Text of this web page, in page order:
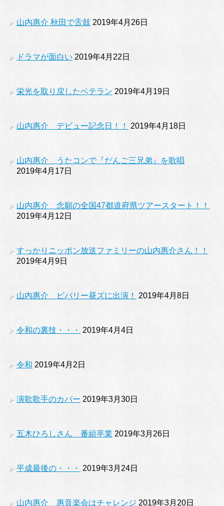
山内惠介 秋田で舌鼓 2019年4月26日
ドラマが面白い 2019年4月22日
栄光を取り戻したベテラン 2019年4月19日
山内惠介 デビュー記念日！！ 2019年4月18日
山内惠介 うたコンで『だんご三兄弟』を歌唱
2019年4月17日
山内惠介 念願の全国47都道府県ツアースタート！！
2019年4月12日
すっかりニッポン放送ファミリーの山内惠介さん！！
2019年4月9日
山内惠介 ビバリー昼ズに出演！ 2019年4月8日
令和の裏技・・・ 2019年4月4日
令和 2019年4月2日
演歌歌手のカバー 2019年3月30日
五木ひろしさん 番組卒業 2019年3月26日
平成最後の・・・ 2019年3月24日
山内惠介 惠音楽会はチャレンジ 2019年3月20日